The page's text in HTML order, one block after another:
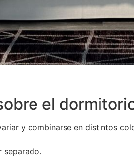
el
y combinarse en distintos
separado.